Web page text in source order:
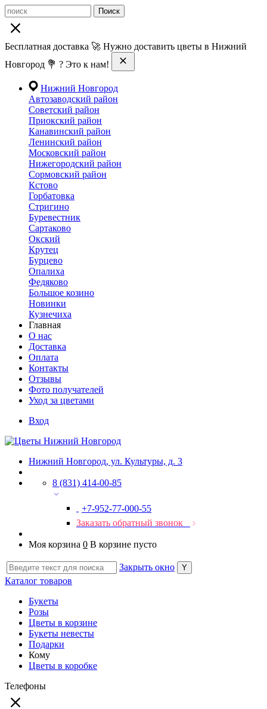
Поиск
Бесплатная доставка 🚀 Нужно доставить цветы в Нижний
Новгород 💐 ? Это к нам!
Нижний Новгород
Автозаводский район
Советский район
Приокский район
Канавинский район
Ленинский район
Московский район
Нижегородский район
Сормовский район
Кстово
Горбатовка
Стригино
Буревестник
Сартаково
Окский
Крутец
Бурцево
Опалиха
Федяково
Большое козино
Новинки
Кузнечиха
Главная
О нас
Доставка
Оплата
Контакты
Отзывы
Фото получателей
Уход за цветами
Вход
Нижний Новгород, ул. Культуры, д. 3
8 (831) 414-00-85
+7-952-77-000-55
Заказать обратный звонок
Моя корзина 0 В корзине пусто
Закрыть окно
Каталог товаров
Букеты
Розы
Цветы в корзине
Букеты невесты
Подарки
Кому
Цветы в коробке
Телефоны